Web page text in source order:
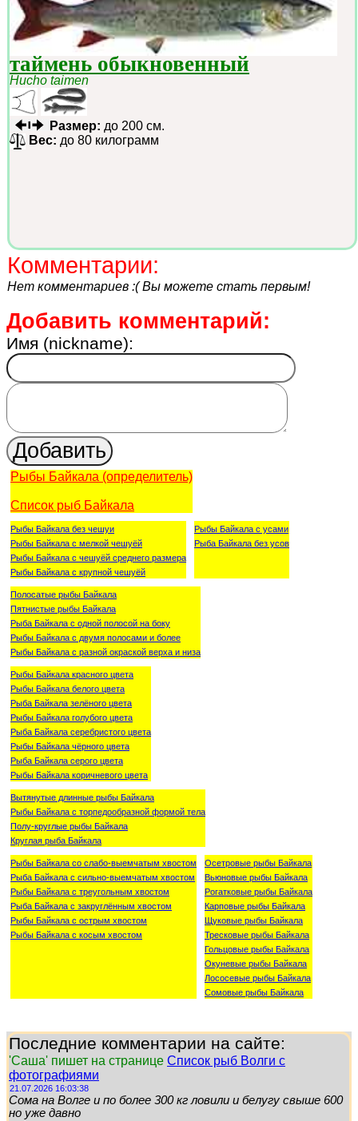
таймень обыкновенный
Hucho taimen
Размер: до 200 см.
Вес: до 80 килограмм
Комментарии:
Нет комментариев :( Вы можете стать первым!
Добавить комментарий:
Имя (nickname):
Рыбы Байкала (определитель)
Список рыб Байкала
Рыбы Байкала без чешуи
Рыбы Байкала с мелкой чешуёй
Рыбы Байкала с чешуёй среднего размера
Рыбы Байкала с крупной чешуёй
Рыбы Байкала с усами
Рыба Байкала без усов
Полосатые рыбы Байкала
Пятнистые рыбы Байкала
Рыба Байкала с одной полосой на боку
Рыбы Байкала с двумя полосами и более
Рыбы Байкала с разной окраской верха и низа
Рыбы Байкала красного цвета
Рыбы Байкала белого цвета
Рыба Байкала зелёного цвета
Рыбы Байкала голубого цвета
Рыба Байкала серебристого цвета
Рыбы Байкала чёрного цвета
Рыба Байкала серого цвета
Рыбы Байкала коричневого цвета
Вытянутые длинные рыбы Байкала
Рыбы Байкала с торпедообразной формой тела
Полу-круглые рыбы Байкала
Круглая рыба Байкала
Рыбы Байкала со слабо-выемчатым хвостом
Рыба Байкала с сильно-выемчатым хвостом
Рыбы Байкала с треугольным хвостом
Рыба Байкала с закруглённым хвостом
Рыбы Байкала с острым хвостом
Рыбы Байкала с косым хвостом
Осетровые рыбы Байкала
Вьюновые рыбы Байкала
Рогатковые рыбы Байкала
Карповые рыбы Байкала
Щуковые рыбы Байкала
Тресковые рыбы Байкала
Гольцовые рыбы Байкала
Окуневые рыбы Байкала
Лососевые рыбы Байкала
Сомовые рыбы Байкала
Последние комментарии на сайте:
'Саша' пишет на странице Список рыб Волги с
фотографиями
21.07.2026 16:03:38
Сома на Волге и по более 300 кг ловили и белугу свыше 600
но уже давно